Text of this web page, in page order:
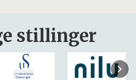
stillinger